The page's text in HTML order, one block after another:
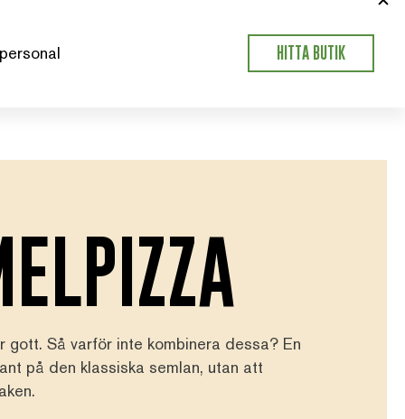
HITTA BUTIK
gott. Så varför inte kombinera dessa? En
på den klassiska semlan, utan att